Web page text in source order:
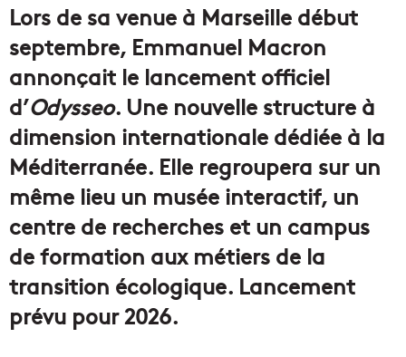
Lors de sa venue à Marseille début
septembre, Emmanuel Macron
annonçait le lancement officiel
d’Odysseo. Une nouvelle structure à
dimension internationale dédiée à la
Méditerranée. Elle regroupera sur un
même lieu un musée interactif, un
centre de recherches et un campus
de formation aux métiers de la
transition écologique. Lancement
prévu pour 2026.